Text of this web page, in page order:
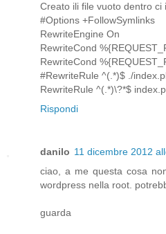
Creato ili file vuoto dentro ci
#Options +FollowSymlinks
RewriteEngine On
RewriteCond
RewriteCond
#RewriteRule ^(.*)$ ./
RewriteRule ^(.*)\?*$
Rispondi
danilo 11 dicembre 2012
ciao, a me questa cosa
wordpress nella root.
guarda